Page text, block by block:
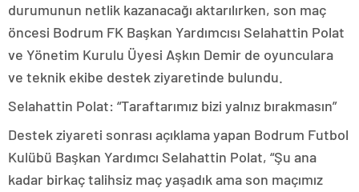
durumunun netlik kazanacağı aktarılırken, son maç
öncesi Bodrum FK Başkan Yardımcısı Selahattin Polat
ve Yönetim Kurulu Üyesi Aşkın Demir de oyunculara
ve teknik ekibe destek ziyaretinde bulundu.
Selahattin Polat: “Taraftarımız bizi yalnız bırakmasın”
Destek ziyareti sonrası açıklama yapan Bodrum Futbol
Kulübü Başkan Yardımcı Selahattin Polat, “Şu ana
kadar birkaç talihsiz maç yaşadık ama son maçımız